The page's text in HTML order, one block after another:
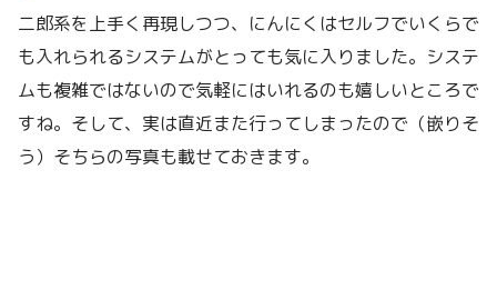
二郎系を上手く再現しつつ、にんにくはセルフでいくらで
も入れられるシステムがとっても気に入りました。システ
ムも複雑ではないので気軽にはいれるのも嬉しいところで
すね。そして、実は直近また行ってしまったので（嵌りそ
う）そちらの写真も載せておきます。